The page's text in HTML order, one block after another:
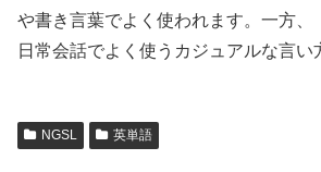
や書き言葉でよく使われます。一方、
日常会話でよく使うカジュアルな言い
NGSL 英単語